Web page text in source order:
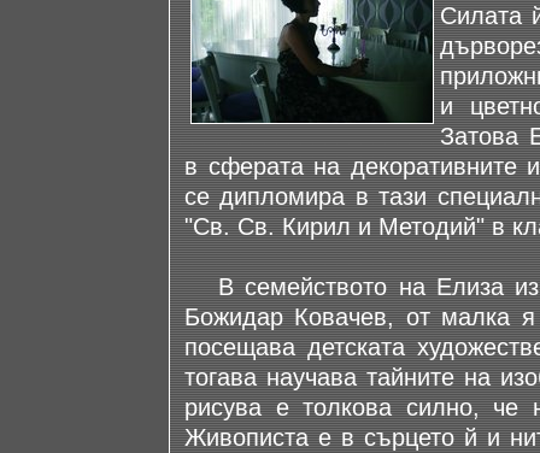
Силата
и
Затова
в сферата на декоративните
се дипломира в тази
"Св. Св. Кирил и Методий" в
В семейството на Елиза
Божидар Ковачев, от малка
посещава детската
тогава научава тайните на
рисува е толкова силно,
Живописта е в сърцето й и